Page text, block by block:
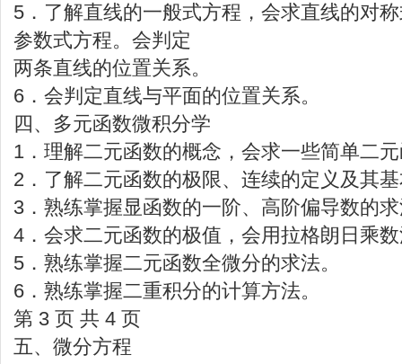
5．了解直线的一般式方程，会求直线的对
参数式方程。会判定
两条直线的位置关系。
6．会判定直线与平面的位置关系。
四、多元函数微积分学
1．理解二元函数的概念，会求一些简单二
2．了解二元函数的极限、连续的定义及其
3．熟练掌握显函数的一阶、高阶偏导数的
4．会求二元函数的极值，会用拉格朗日乘
5．熟练掌握二元函数全微分的求法。
6．熟练掌握二重积分的计算方法。
第 3 页 共 4 页
五、微分方程